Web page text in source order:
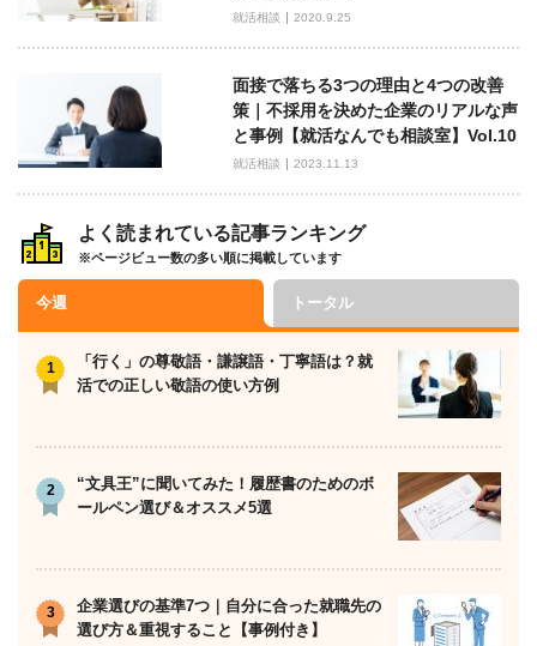
就活相談 2020.9.25
面接で落ちる3つの理由と4つの改善
策｜不採用を決めた企業のリアルな声
と事例【就活なんでも相談室】Vol.10
就活相談 2023.11.13
よく読まれている記事ランキング
※ページビュー数の多い順に掲載しています
今週 トータル
「行く」の尊敬語・謙譲語・丁寧語は？就
活での正しい敬語の使い方例
“文具王”に聞いてみた！履歴書のためのボ
ールペン選び＆オススメ5選
企業選びの基準7つ｜自分に合った就職先の
選び方＆重視すること【事例付き】